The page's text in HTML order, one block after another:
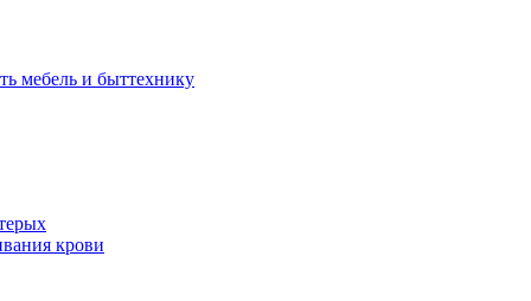
мебель и быттехнику
крови